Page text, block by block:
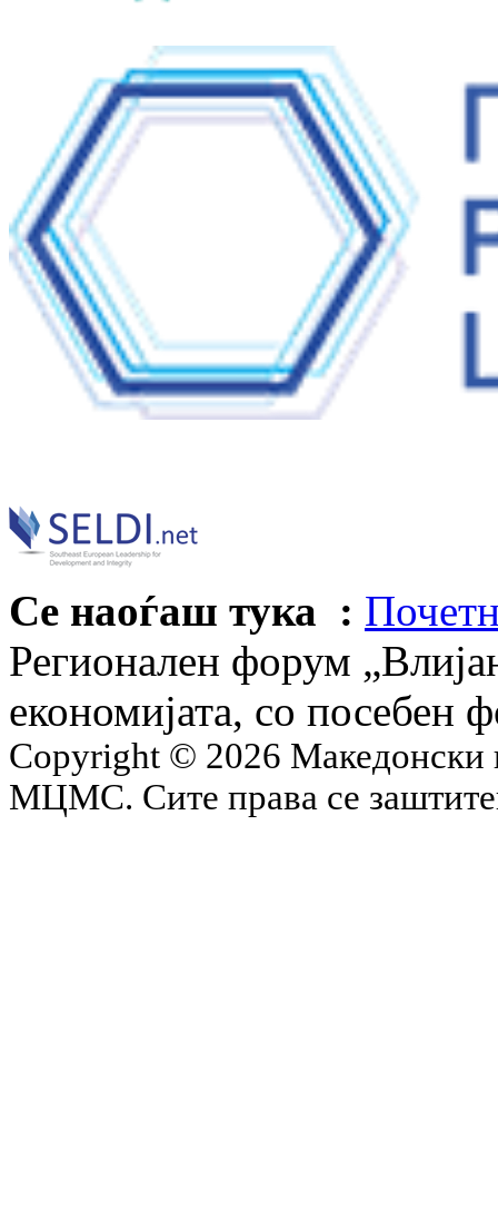
Се наоѓаш тука :
Регионален форум
економијата, со посебен
Copyright © 2026 Македонски
МЦМС. Сите права се